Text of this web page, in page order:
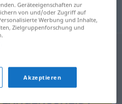
Geräteeigenschaften zur
von und/oder Zugriff auf
Werbung und Inhalte,
Zielgruppenforschung und
Akzeptieren